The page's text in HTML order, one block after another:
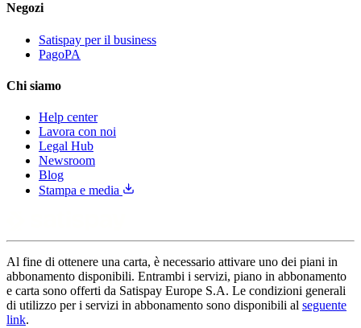
Negozi
Satispay per il business
PagoPA
Chi siamo
Help center
Lavora con noi
Legal Hub
Newsroom
Blog
Stampa e media
Al fine di ottenere una carta, è necessario attivare uno dei piani in
abbonamento disponibili. Entrambi i servizi, piano in abbonamento
e carta sono offerti da Satispay Europe S.A. Le condizioni generali
di utilizzo per i servizi in abbonamento sono disponibili al seguente
link.